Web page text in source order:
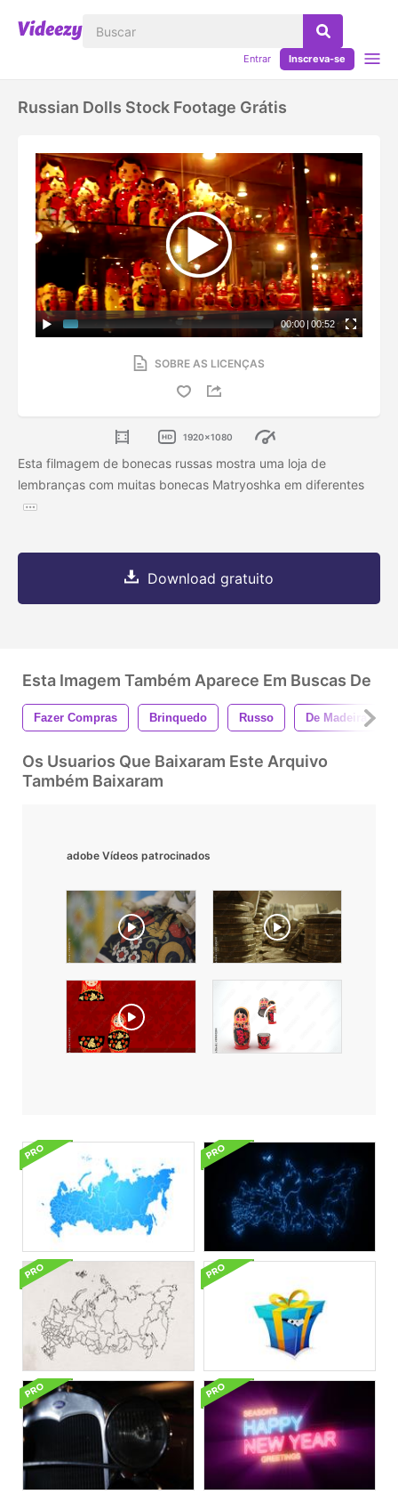
Entrar Inscreva-se
Russian Dolls Stock Footage Grátis
00:00 | 00:52
SOBRE AS LICENÇAS
1920x1080
Esta filmagem de bonecas russas mostra uma loja de
lembranças com muitas bonecas Matryoshka em diferentes
Download gratuito
Esta Imagem Também Aparece Em Buscas De
Fazer Compras Brinquedo Russo De Madeira
Os Usuarios Que Baixaram Este Arquivo
Também Baixaram
adobe Vídeos patrocinados